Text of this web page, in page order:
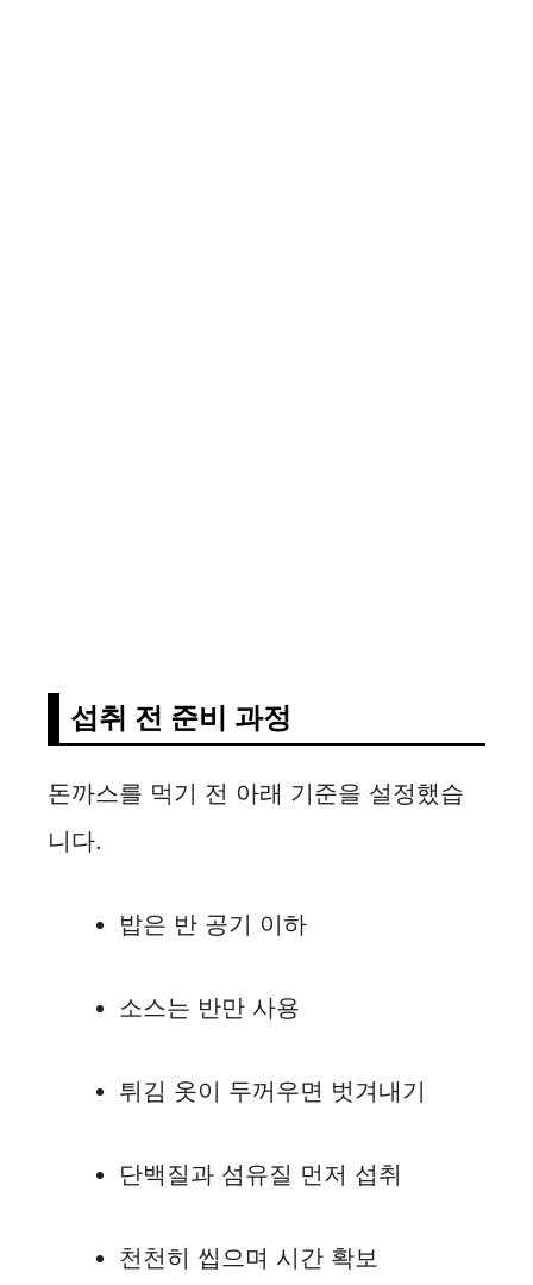
섭취 전 준비 과정
돈까스를 먹기 전 아래 기준을 설정했습
니다.
밥은 반 공기 이하
소스는 반만 사용
튀김 옷이 두꺼우면 벗겨내기
단백질과 섬유질 먼저 섭취
천천히 씹으며 시간 확보